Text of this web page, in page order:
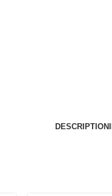
DESCRIPTION